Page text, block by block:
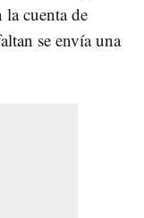
cuenta de
se envía una